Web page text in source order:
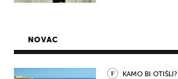
NOVAC
KAMO BI OTIŠLI?